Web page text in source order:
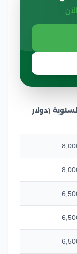
(دولار